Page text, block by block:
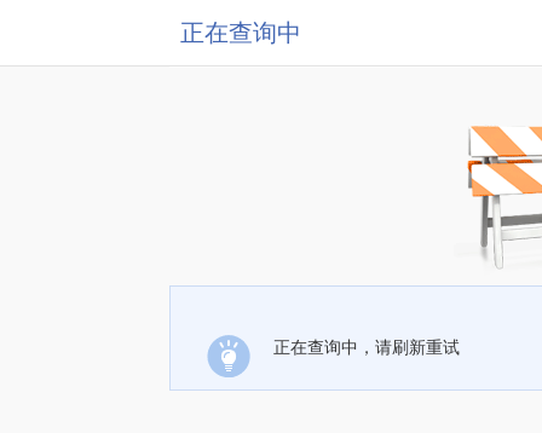
正在查询中
正在查询中，请刷新重试